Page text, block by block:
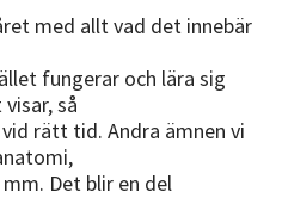
med allt vad det innebär
fungerar och lära sig
så
rätt tid. Andra ämnen vi
Det blir en del